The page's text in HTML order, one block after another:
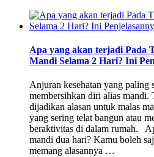
Apa yang akan terjadi Pada
Mandi Selama 2 Hari? Ini
Anjuran kesehatan yang paling
membersihkan diri alias mandi.
dijadikan alasan untuk malas
yang sering telat bangun atau
beraktivitas di dalam rumah.
mandi dua hari? Kamu boleh
memang alasannya …